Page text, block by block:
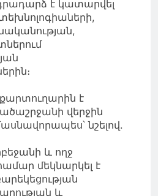
է կատարվել
է
վերջին
նշելով.
և ողջ
մեկնարկել է
և